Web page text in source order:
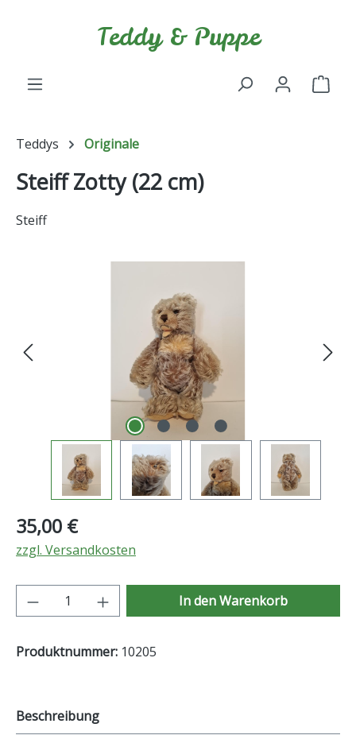
Teddy & Puppe
Teddys Originale
Steiff Zotty (22 cm)
Steiff
Regulärer Preis:
35,00 €
zzgl. Versandkosten
Produkt Anzahl: Gib den gewünschten
In den Warenkorb
Produktnummer: 10205
Beschreibung